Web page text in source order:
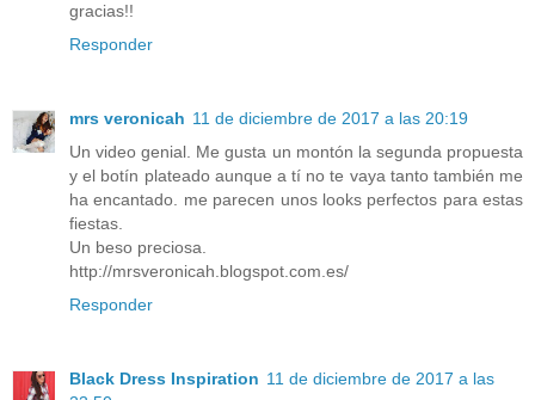
gracias!!
Responder
mrs veronicah 11 de diciembre de 2017 a las 20:19
Un video genial. Me gusta un montón la segunda propuesta
y el botín plateado aunque a tí no te vaya tanto también me
ha encantado. me parecen unos looks perfectos para estas
fiestas.
Un beso preciosa.
http://mrsveronicah.blogspot.com.es/
Responder
Black Dress Inspiration 11 de diciembre de 2017 a las